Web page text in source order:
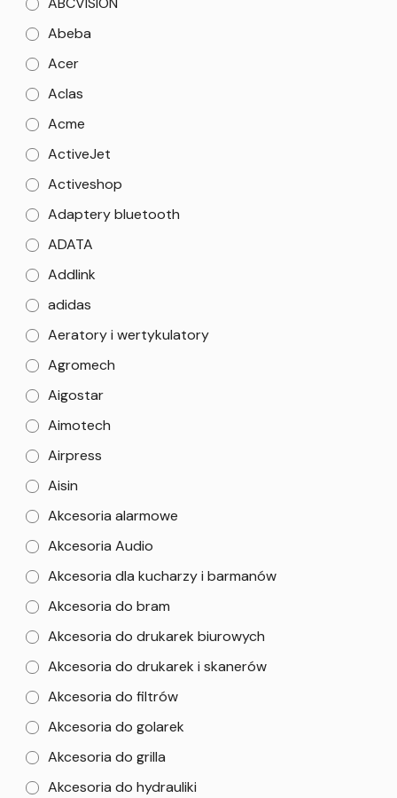
Abeba
Acer
Aclas
Acme
ActiveJet
Activeshop
Adaptery bluetooth
ADATA
Addlink
adidas
Aeratory i wertykulatory
Agromech
Aigostar
Aimotech
Airpress
Aisin
Akcesoria alarmowe
Akcesoria Audio
Akcesoria dla kucharzy i barmanów
Akcesoria do bram
Akcesoria do drukarek biurowych
Akcesoria do drukarek i skanerów
Akcesoria do filtrów
Akcesoria do golarek
Akcesoria do grilla
Akcesoria do hydrauliki